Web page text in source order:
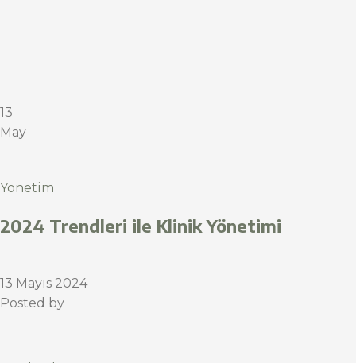
13
May
Yönetim
2024 Trendleri ile Klinik Yönetimi
13 Mayıs 2024
Posted by